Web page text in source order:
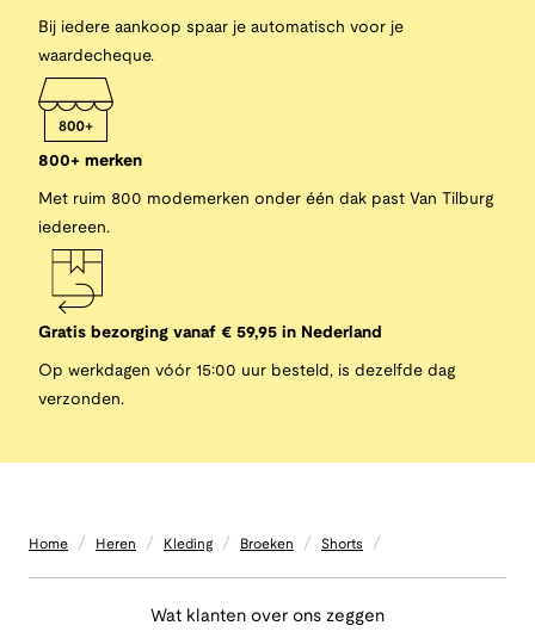
Bij iedere aankoop spaar je automatisch voor je
waardecheque.
800+ merken
Met ruim 800 modemerken onder één dak past Van Tilburg
iedereen.
Gratis bezorging vanaf € 59,95 in Nederland
Op werkdagen vóór 15:00 uur besteld, is dezelfde dag
verzonden.
Home / Heren / Kleding / Broeken / Shorts /
Wat klanten over ons zeggen